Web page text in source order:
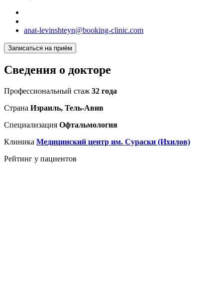
anat-levinshteyn@booking-clinic.com
Записаться на приём
Сведения о докторе
Профессиональный стаж 32 года
Страна Израиль, Тель-Авив
Специализация Офтальмология
Клиника Медицинский центр им. Сураски (Ихилов)
Рейтинг у пациентов